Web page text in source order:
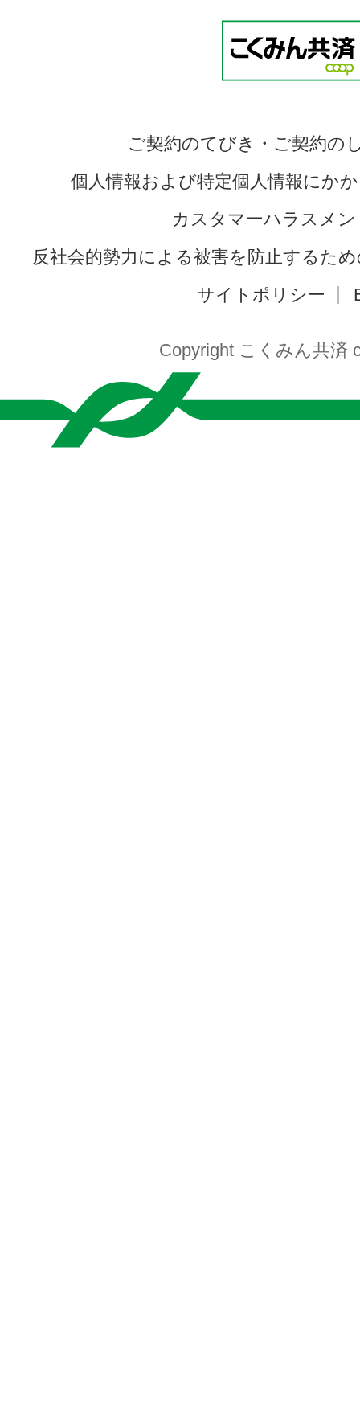
ご契約のてびき・ご契約の
個人情報および特定個人情報にか
カスタマーハラスメ
反社会的勢力による被害を防止するた
サイトポリシー
Copyright こくみん共済